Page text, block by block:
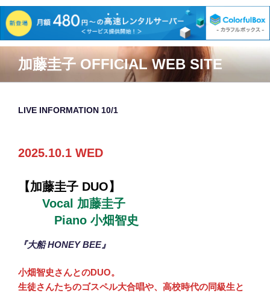
テ
加藤圭子 OFFICIAL WEB SITE
LIVE INFORMATION 10/1
2025.10.1 WED
【加藤圭子 DUO】
Vocal 加藤圭子
Piano 小畑智史
『大船 HONEY BEE』
小畑智史さんとのDUO。
生徒さんたちのゴスペル大合唱や、高校時代の同級生と